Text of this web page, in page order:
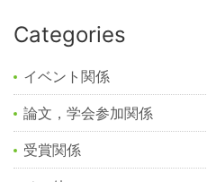
Categories
イベント関係
論文，学会参加関係
受賞関係